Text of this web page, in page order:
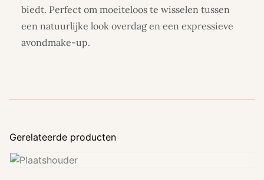
biedt. Perfect om moeiteloos te wisselen tussen
een natuurlijke look overdag en een expressieve
avondmake-up.
Gerelateerde producten